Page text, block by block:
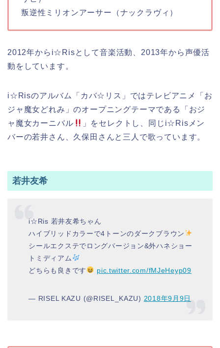
叛逆性ミリオンアーサー（ナックラヴィ）
2012年からi☆Risとして音楽活動、2013年から声優活
動をしています。
i☆Risのアルバム「カバ☆リス」ではテレビアニメ「お
ジャ魔女どれみ」のオープニングテーマである「おジ
ャ魔女カーニバル
」をセレクトし、同じi☆Risメン
バーの若井さん、久保田さんと三人で歌っています。
若井友希
i☆Ris 若井友希ちゃん
ハイブリッドカラーで4トーンのダークブラウン
シールエクステでロングバージョン&外ハネショー
トミディアム
どちらも良きです
pic.twitter.com/fMJeHeyp09
— RISEL KAZU (@RISEL_KAZU) 2018年9月9日